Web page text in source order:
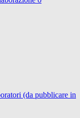
(da pubblicare in